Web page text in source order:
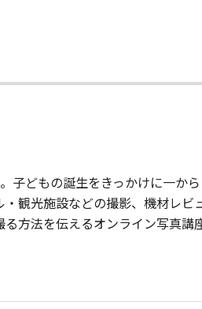
子どもの誕生をきっかけに一か
観光施設などの撮影、機材レ
方法を伝えるオンライン写真講